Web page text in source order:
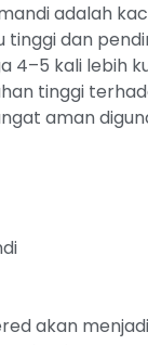
adalah
tinggi dan
4–5 kali lebih
tinggi
aman
akan